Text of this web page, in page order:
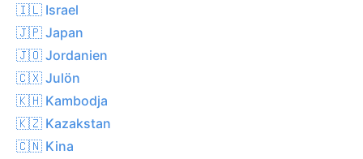
🇮🇱 Israel
🇯🇵 Japan
🇯🇴 Jordanien
🇨🇽 Julön
🇰🇭 Kambodja
🇰🇿 Kazakstan
🇨🇳 Kina